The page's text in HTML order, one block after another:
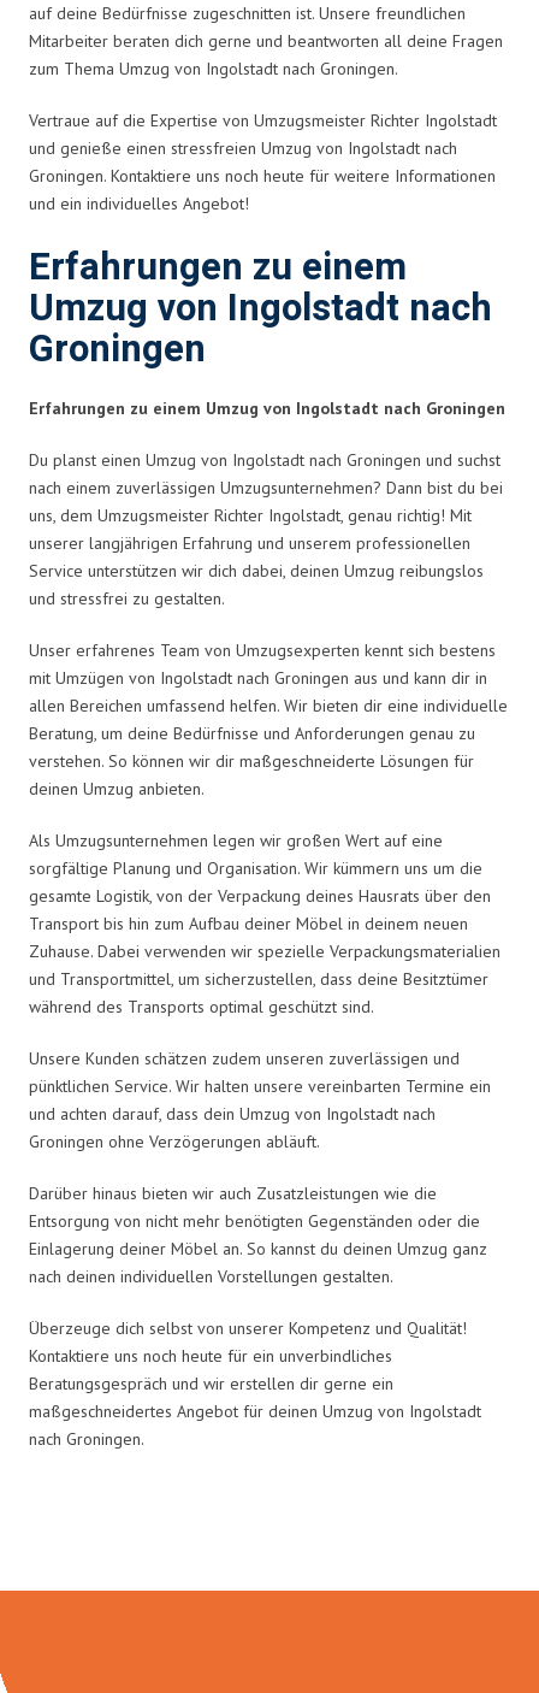
auf deine Bedürfnisse zugeschnitten ist. Unsere freundlichen
Mitarbeiter beraten dich gerne und beantworten all deine Fragen
zum Thema Umzug von Ingolstadt nach Groningen.
Vertraue auf die Expertise von Umzugsmeister Richter Ingolstadt
und genieße einen stressfreien Umzug von Ingolstadt nach
Groningen. Kontaktiere uns noch heute für weitere Informationen
und ein individuelles Angebot!
Erfahrungen zu einem
Umzug von Ingolstadt nach
Groningen
Erfahrungen zu einem Umzug von Ingolstadt nach Groningen
Du planst einen Umzug von Ingolstadt nach Groningen und suchst
nach einem zuverlässigen Umzugsunternehmen? Dann bist du bei
uns, dem Umzugsmeister Richter Ingolstadt, genau richtig! Mit
unserer langjährigen Erfahrung und unserem professionellen
Service unterstützen wir dich dabei, deinen Umzug reibungslos
und stressfrei zu gestalten.
Unser erfahrenes Team von Umzugsexperten kennt sich bestens
mit Umzügen von Ingolstadt nach Groningen aus und kann dir in
allen Bereichen umfassend helfen. Wir bieten dir eine individuelle
Beratung, um deine Bedürfnisse und Anforderungen genau zu
verstehen. So können wir dir maßgeschneiderte Lösungen für
deinen Umzug anbieten.
Als Umzugsunternehmen legen wir großen Wert auf eine
sorgfältige Planung und Organisation. Wir kümmern uns um die
gesamte Logistik, von der Verpackung deines Hausrats über den
Transport bis hin zum Aufbau deiner Möbel in deinem neuen
Zuhause. Dabei verwenden wir spezielle Verpackungsmaterialien
und Transportmittel, um sicherzustellen, dass deine Besitztümer
während des Transports optimal geschützt sind.
Unsere Kunden schätzen zudem unseren zuverlässigen und
pünktlichen Service. Wir halten unsere vereinbarten Termine ein
und achten darauf, dass dein Umzug von Ingolstadt nach
Groningen ohne Verzögerungen abläuft.
Darüber hinaus bieten wir auch Zusatzleistungen wie die
Entsorgung von nicht mehr benötigten Gegenständen oder die
Einlagerung deiner Möbel an. So kannst du deinen Umzug ganz
nach deinen individuellen Vorstellungen gestalten.
Überzeuge dich selbst von unserer Kompetenz und Qualität!
Kontaktiere uns noch heute für ein unverbindliches
Beratungsgespräch und wir erstellen dir gerne ein
maßgeschneidertes Angebot für deinen Umzug von Ingolstadt
nach Groningen.